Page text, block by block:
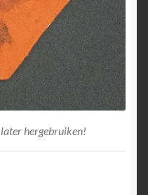
hergebruiken!